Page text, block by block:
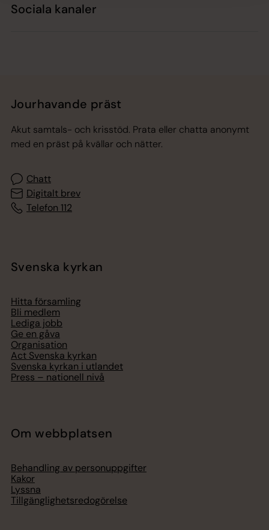
Sociala kanaler
Jourhavande präst
Akut samtals- och krisstöd. Prata eller chatta anonymt
med en präst på kvällar och nätter.
Chatt
Digitalt brev
Telefon 112
Svenska kyrkan
Hitta församling
Bli medlem
Lediga jobb
Ge en gåva
Organisation
Act Svenska kyrkan
Svenska kyrkan i utlandet
Press – nationell nivå
Om webbplatsen
Behandling av personuppgifter
Kakor
Lyssna
Tillgänglighetsredogörelse